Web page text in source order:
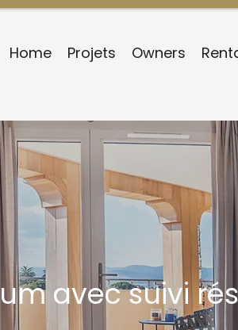
Home Projets Owners
avec suivi